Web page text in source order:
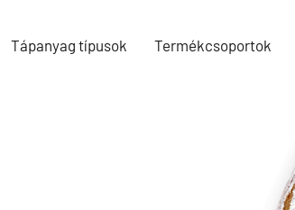
Tápanyag típusok Termékcsoportok